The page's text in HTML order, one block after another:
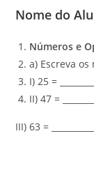
Nome do
Números e
a) Escreva
I) 25 =
II) 47 =
III) 63 =